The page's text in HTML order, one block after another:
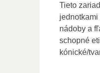
Tieto
nádoby a
schopné
kónické/